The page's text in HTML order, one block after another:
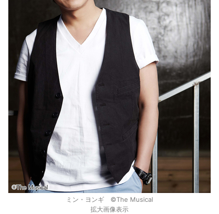
ミン・ヨンギ ©The Musical
拡大画像表示